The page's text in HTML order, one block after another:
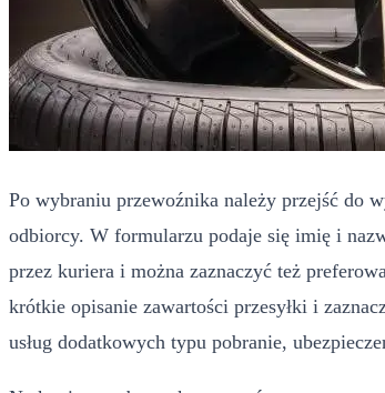
Po wybraniu przewoźnika należy przejść do
odbiorcy. W formularzu podaje się imię i
przez kuriera i można zaznaczyć też
krótkie opisanie zawartości przesyłki i
usług dodatkowych typu pobranie,